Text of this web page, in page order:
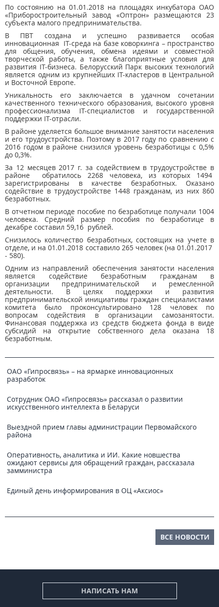
По состоянию на 01.01.2018 на площадях инкубатора ОАО
«Приборостроительный завод «Оптрон» размещаются 23
субъекта малого предпринимательства.
В ПВТ создана и успешно развивается особая
инновационная IT-среда на базе коворкинга – пространство
для общения, обучения, обмена идеями и совместной
творческой работы, а также благоприятные условия для
развития IТ-бизнеса. Белорусский Парк высоких технологий
является одним из крупнейших IТ-кластеров в Центральной
и Восточной Европе.
Уникальность его заключается в удачном сочетании
качественного технического образования, высокого уровня
профессионализма IТ-специалистов и государственной
поддержки IТ-отрасли.
В районе уделяется большое внимание занятости населения
и его трудоустройства. Поэтому в 2017 году по сравнению с
2016 годом в районе снизился уровень безработицы с 0,5%
до 0,3%.
За 12 месяцев 2017 г. за содействием в трудоустройстве в
районе обратилось 2268 человека, из которых 1494
зарегистрированы в качестве безработных. Оказано
содействие в трудоустройстве 1448 гражданам, из них 860
безработных.
В отчетном периоде пособие по безработице получали 1004
человека. Средний размер пособия по безработице в
декабре составил 59,16 рублей.
Снизилось количество безработных, состоящих на учете в
отделе, и на 01.01.2018 составило 265 человек (на 01.01.2017
- 580).
Одним из направлений обеспечения занятости населения
является содействие безработным гражданам в
организации предпринимательской и ремесленной
деятельности. В целях поддержки и развития
предпринимательской инициативы граждан специалистами
комитета было проконсультировано 128 человек по
вопросам содействия в организации самозанятости.
Финансовая поддержка из средств бюджета фонда в виде
субсидий на открытие собственного дела оказана 18
безработным.
ОАО «Гипросвязь» – на ярмарке инновационных
разработок
Сотрудник ОАО «Гипросвязь» рассказал о развитии
искусственного интеллекта в Беларуси
Выездной прием главы администрации Первомайского
района
Оперативность, аналитика и ИИ. Какие новшества
ожидают сервисы для обращений граждан, рассказала
замминистра
Единый день информирования в ОЦ «Аксиос»
ВСЕ НОВОСТИ
НАПИСАТЬ НАМ